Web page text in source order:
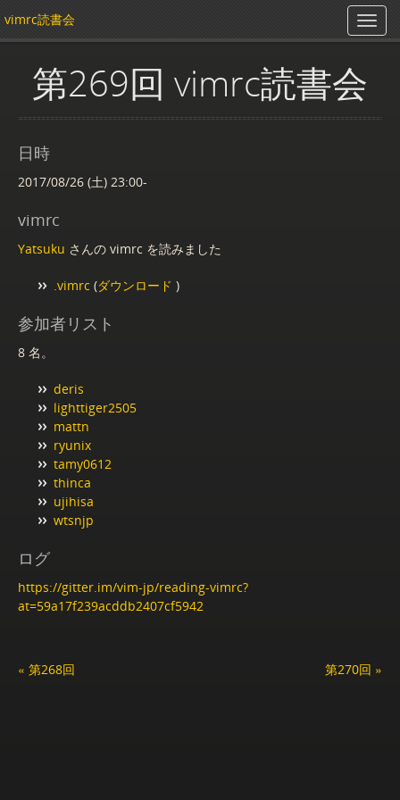
vimrc読書会
第269回 vimrc読書会
日時
2017/08/26 (土) 23:00-
vimrc
Yatsuku さんの vimrc を読みました
.vimrc (ダウンロード )
参加者リスト
8 名。
deris
lighttiger2505
mattn
ryunix
tamy0612
thinca
ujihisa
wtsnjp
ログ
https://gitter.im/vim-jp/reading-vimrc?
at=59a17f239acddb2407cf5942
« 第268回 第270回 »